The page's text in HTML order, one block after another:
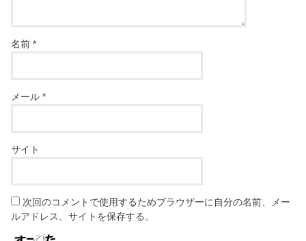
名前*
メール*
サイト
次回のコメントで使用するためブラウザーに自分の名前、メー
ルアドレス、サイトを保存する。